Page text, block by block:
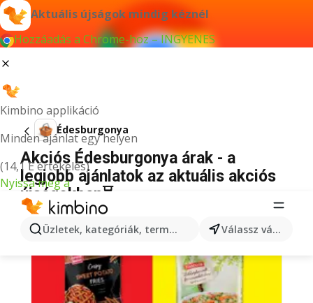
Aktuális újságok mindig kéznél
Hozzáadás a Chrome-hoz – INGYENES
Kimbino applikáció
Minden ajánlat egy helyen
(14,1 E értékelés)
Nyissa meg a
Üzletek, kategóriák, termékek keresése... Válassz várost
Édesburgonya
Akciós Édesburgonya árak - a
legjobb ajánlatok az aktuális akciós
újságokban⏳